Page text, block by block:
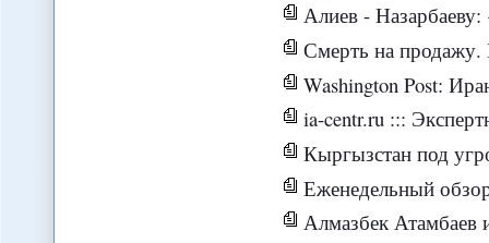
Алиев - Назарбаеву: «Давай
Смерть на продажу.
Washington Post:
ia-centr.ru :::
Кыргызстан под
Еженедельный обзор
Алмазбек Атамбаев и